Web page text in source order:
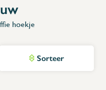
hoekje
Sorteer